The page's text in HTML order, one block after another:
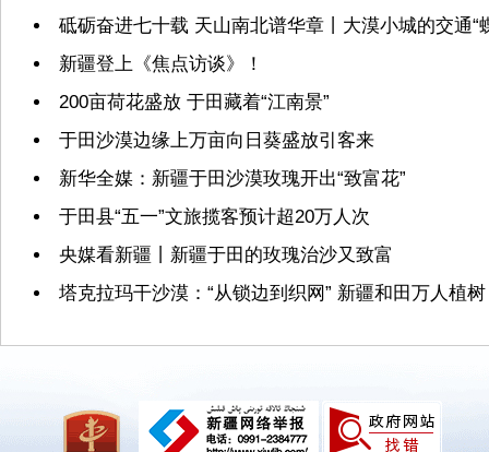
砥砺奋进七十载 天山南北谱华章丨大漠小城的交通“
新疆登上《焦点访谈》！
200亩荷花盛放 于田藏着“江南景”
于田沙漠边缘上万亩向日葵盛放引客来
新华全媒：新疆于田沙漠玫瑰开出“致富花”
于田县“五一”文旅揽客预计超20万人次
央媒看新疆丨新疆于田的玫瑰治沙又致富
塔克拉玛干沙漠：“从锁边到织网” 新疆和田万人植树